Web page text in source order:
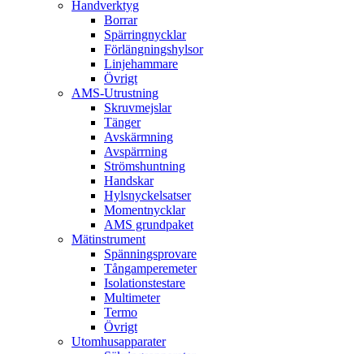
Handverktyg
Borrar
Spärringnycklar
Förlängningshylsor
Linjehammare
Övrigt
AMS-Utrustning
Skruvmejslar
Tänger
Avskärmning
Avspärrning
Strömshuntning
Handskar
Hylsnyckelsatser
Momentnycklar
AMS grundpaket
Mätinstrument
Spänningsprovare
Tångamperemeter
Isolationstestare
Multimeter
Termo
Övrigt
Utomhusapparater